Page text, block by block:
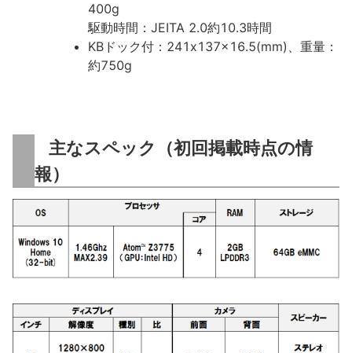
400g
駆動時間：JEITA 2.0約10.3時間
KBドック付：241x137x16.5(mm)、重量：
約750g
主なスペック（初回掲載時点の情
報）